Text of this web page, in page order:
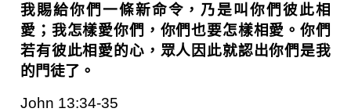
我賜給你們一條新命令，乃是叫你們彼此相
愛；我怎樣愛你們，你們也要怎樣相愛。你們
若有彼此相愛的心，眾人因此就認出你們是我
的門徒了。
John 13:34-35